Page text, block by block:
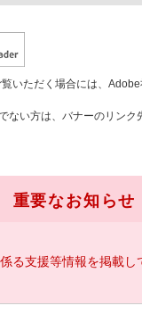
いただく場合には、
ない方は、バナーのリンク
重要なお知らせ
る支援等情報を掲載し